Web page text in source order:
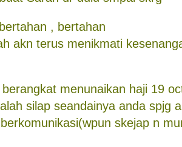
, bertahan
akn terus menikmati
menunaikan haji 19
silap seandainya anda spjg
skejap n